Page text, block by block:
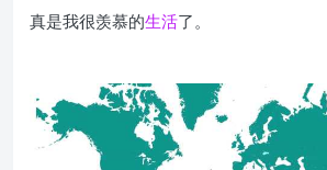
真是我很羡慕的生活了。